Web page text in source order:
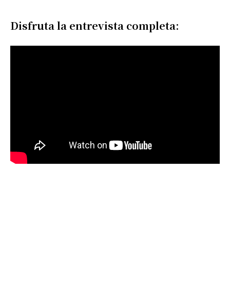
Disfruta la entrevista completa: